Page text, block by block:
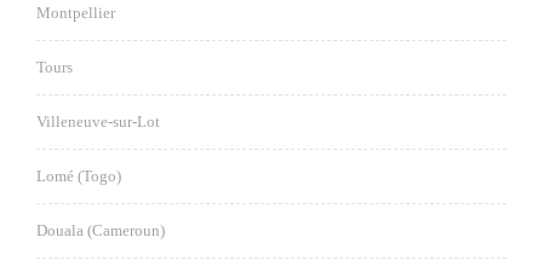
Montpellier
Tours
Villeneuve-sur-Lot
Lomé (Togo)
Douala (Cameroun)